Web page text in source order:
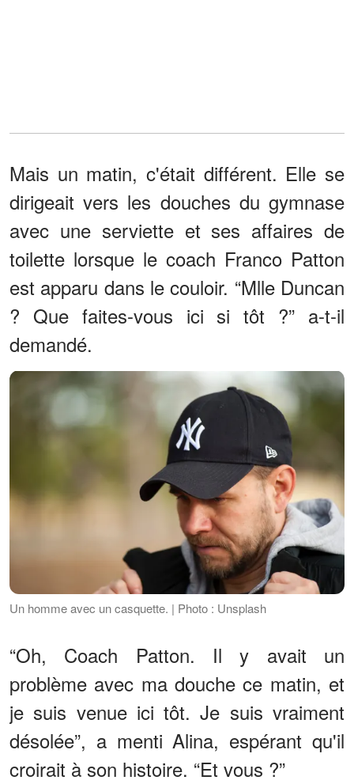
Mais un matin, c'était différent. Elle se
dirigeait vers les douches du gymnase
avec une serviette et ses affaires de
toilette lorsque le coach Franco Patton
est apparu dans le couloir. “Mlle Duncan
? Que faites-vous ici si tôt ?” a-t-il
demandé.
Un homme avec un casquette. | Photo : Unsplash
“Oh, Coach Patton. Il y avait un
problème avec ma douche ce matin, et
je suis venue ici tôt. Je suis vraiment
désolée”, a menti Alina, espérant qu'il
croirait à son histoire. “Et vous ?”